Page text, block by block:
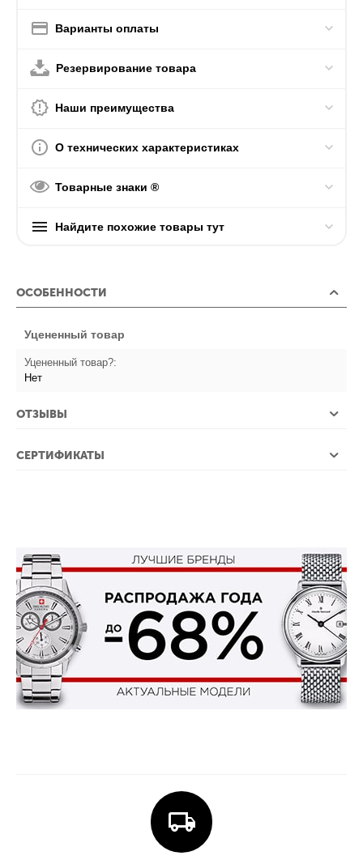
Варианты оплаты
Резервирование товара
Наши преимущества
О технических характеристиках
Товарные знаки ®
Найдите похожие товары тут
ОСОБЕННОСТИ
Уцененный товар
Уцененный товар?:
Нет
ОТЗЫВЫ
СЕРТИФИКАТЫ